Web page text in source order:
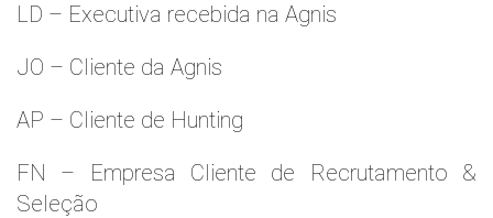
LD – Executiva recebida na Agnis
JO – Cliente da Agnis
AP – Cliente de Hunting
FN – Empresa Cliente de Recrutamento &
Seleção